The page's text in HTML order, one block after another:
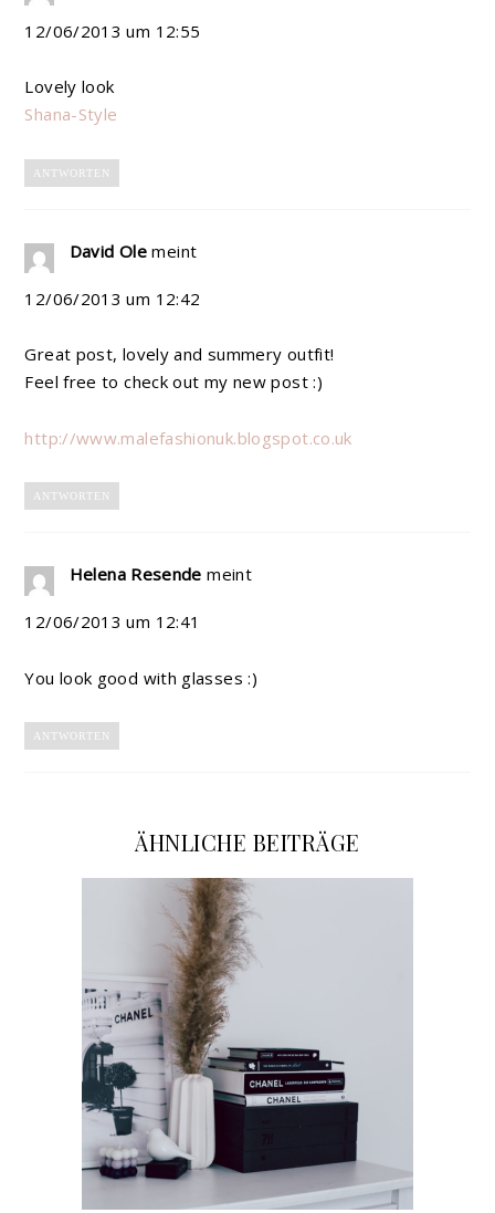
12/06/2013 um 12:55
Lovely look
Shana-Style
ANTWORTEN
David Ole meint
12/06/2013 um 12:42
Great post, lovely and summery outfit!
Feel free to check out my new post :)
http://www.malefashionuk.blogspot.co.uk
ANTWORTEN
Helena Resende meint
12/06/2013 um 12:41
You look good with glasses :)
ANTWORTEN
ÄHNLICHE BEITRÄGE